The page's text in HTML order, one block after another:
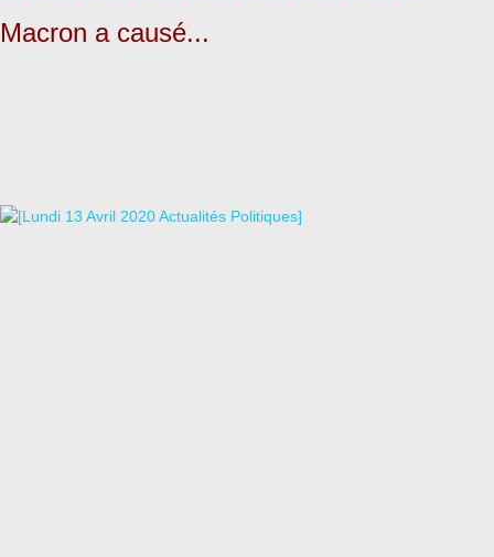
Macron a causé...